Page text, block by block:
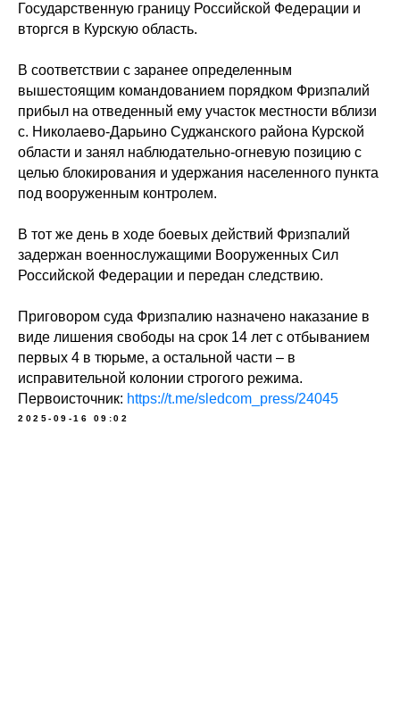
Государственную границу Российской Федерации и
вторгся в Курскую область.
В соответствии с заранее определенным
вышестоящим командованием порядком Фризпалий
прибыл на отведенный ему участок местности вблизи
c. Николаево-Дарьино Суджанского района Курской
области и занял наблюдательно-огневую позицию с
целью блокирования и удержания населенного пункта
под вооруженным контролем.
В тот же день в ходе боевых действий Фризпалий
задержан военнослужащими Вооруженных Сил
Российской Федерации и передан следствию.
Приговором суда Фризпалию назначено наказание в
виде лишения свободы на срок 14 лет с отбыванием
первых 4 в тюрьме, а остальной части – в
исправительной колонии строгого режима.
Первоисточник: https://t.me/sledcom_press/24045
2025-09-16 09:02